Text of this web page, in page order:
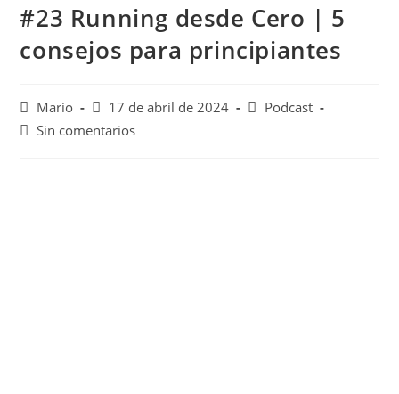
#23 Running desde Cero | 5
consejos para principiantes
Mario 17 de abril de 2024
Podcast
Sin comentarios